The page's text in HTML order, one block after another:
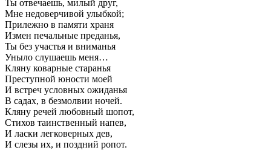
Ты отвечаешь, милый друг,
Мне недоверчивой улыбкой;
Прилежно в памяти храня
Измен печальные преданья,
Ты без участья и вниманья
Уныло слушаешь меня…
Кляну коварные старанья
Преступной юности моей
И встреч условных ожиданья
В садах, в безмолвии ночей.
Кляну речей любовный шопот,
Стихов таинственный напев,
И ласки легковерных дев,
И слезы их, и поздний ропот.